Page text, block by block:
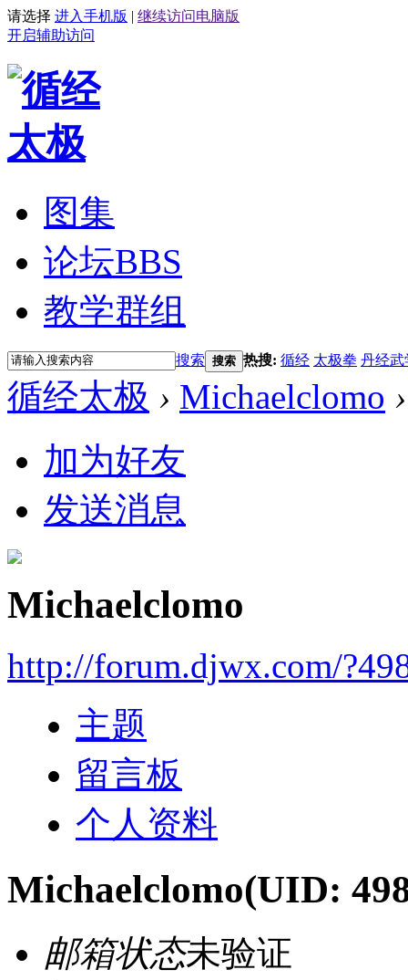
请选择 进入手机版 | 继续访问电脑版
开启辅助访问
图集
论坛BBS
教学群组
搜索 搜索 热搜: 循经 太极拳 丹经武
循经太极 › Michaelclomo ›
加为好友
发送消息
Michaelclomo
http://forum.djwx.com/
主题
留言板
个人资料
Michaelclomo(UID:
邮箱状态未验证